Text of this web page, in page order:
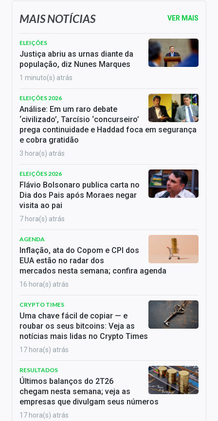
MAIS NOTÍCIAS VER MAIS
ELEIÇÕES
Justiça abriu as urnas diante da
população, diz Nunes Marques
1 minuto(s) atrás
ELEIÇÕES 2026
Análise: Em um raro debate
‘civilizado’, Tarcísio ‘concurseiro’
prega continuidade e Haddad foca em segurança
e cobra gratidão
3 hora(s) atrás
ELEIÇÕES 2026
Flávio Bolsonaro publica carta no
Dia dos Pais após Moraes negar
visita ao pai
7 hora(s) atrás
AGENDA
Inflação, ata do Copom e CPI dos
EUA estão no radar dos
mercados nesta semana; confira agenda
16 hora(s) atrás
CRYPTO TIMES
Uma chave fácil de copiar — e
roubar os seus bitcoins: Veja as
notícias mais lidas no Crypto Times
17 hora(s) atrás
RESULTADOS
Últimos balanços do 2T26
chegam nesta semana; veja as
empresas que divulgam seus números
17 hora(s) atrás